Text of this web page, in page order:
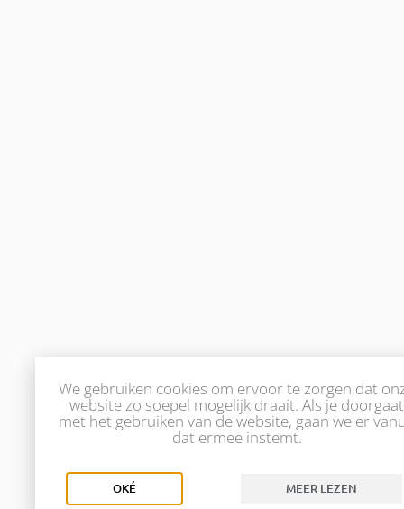
We gebruiken cookies om ervoor te zorgen dat
website zo soepel mogelijk draait. Als je doorgaat
met het gebruiken van de website, gaan we er
dat ermee instemt.
OKÉ MEER LEZEN